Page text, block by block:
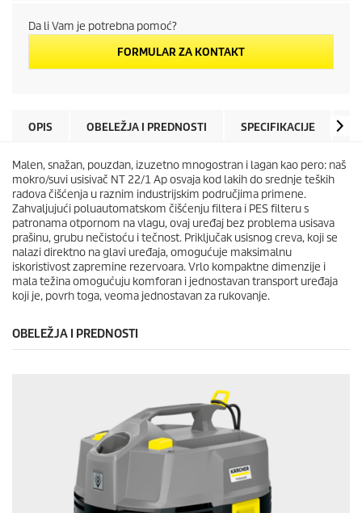
Da li Vam je potrebna pomoć?
FORMULAR ZA KONTAKT
OPIS OBELEŽJA I PREDNOSTI SPECIFIKACIJE
Malen, snažan, pouzdan, izuzetno mnogostran i lagan kao pero: naš
mokro/suvi usisivač NT 22/1 Ap osvaja kod lakih do srednje teških
radova čišćenja u raznim industrijskim područjima primene.
Zahvaljujući poluautomatskom čišćenju filtera i PES filteru s
patronama otpornom na vlagu, ovaj uređaj bez problema usisava
prašinu, grubu nečistoću i tečnost. Priključak usisnog creva, koji se
nalazi direktno na glavi uređaja, omogućuje maksimalnu
iskoristivost zapremine rezervoara. Vrlo kompaktne dimenzije i
mala težina omogućuju komforan i jednostavan transport uređaja
koji je, povrh toga, veoma jednostavan za rukovanje.
OBELEŽJA I PREDNOSTI